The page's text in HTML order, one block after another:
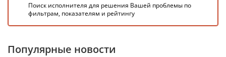
Поиск исполнителя для решения Вашей проблемы по
фильтрам, показателям и рейтингу
Популярные новости